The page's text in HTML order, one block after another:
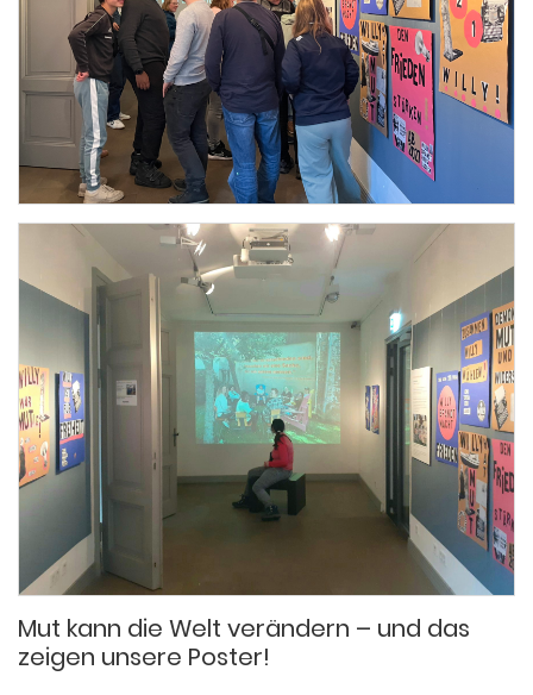
Mut kann die Welt verändern – und das
zeigen unsere Poster!